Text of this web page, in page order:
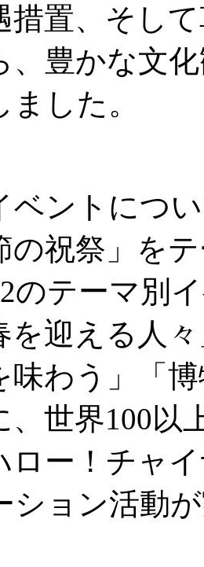
措置、そし
、豊かな文
した。
ベントにつ
の祝祭」を
のテーマ別
を迎える人
味わう」「
、世界100以
ロー！チャ
ション活動